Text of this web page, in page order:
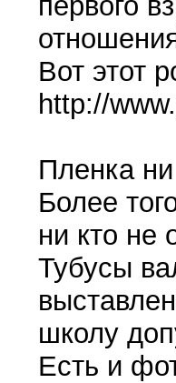
Вот этот
http://
Пленка
Более
ни кто не
Тубусы
школу
Есть и